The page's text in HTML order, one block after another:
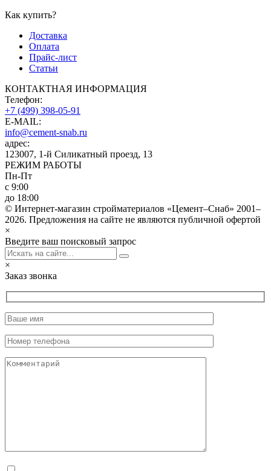
Как купить?
Доставка
Оплата
Прайс-лист
Статьи
КОНТАКТНАЯ ИНФОРМАЦИЯ
Телефон:
+7 (499) 398-05-91
E-MAIL:
info@cement-snab.ru
адрес:
123007, 1-й Силикатный проезд, 13
РЕЖИМ РАБОТЫ
Пн-Пт
с 9:00
до 18:00
© Интернет-магазин стройматериалов «Цемент–Снаб» 2001–
2026. Предложения на сайте не являются публичной офертой
×
Введите ваш поисковый запрос
×
Заказ звонка